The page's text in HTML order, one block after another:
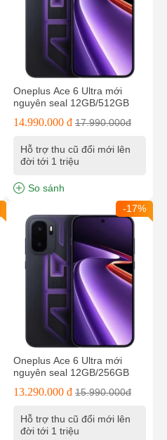
Oneplus Ace 6 Ultra mới
nguyên seal 12GB/512GB
14.990.000 đ 17.990.000đ
Hỗ trợ thu cũ đổi mới lên
đời tới 1 triệu
So sánh
-17%
Oneplus Ace 6 Ultra mới
nguyên seal 12GB/256GB
13.290.000 đ 15.990.000đ
Hỗ trợ thu cũ đổi mới lên
đời tới 1 triệu